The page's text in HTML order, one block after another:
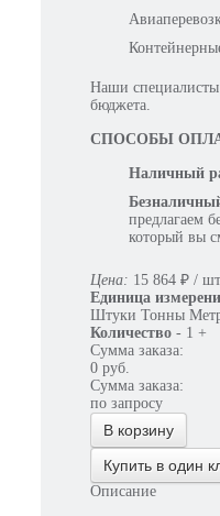
Наши специалисты
бюджета.
СПОСОБЫ
Наличный
предлагаем
который вы
Цена: 15 864 ₽ / шт
Единица
Штуки Тонны
Количество - 1 +
Сумма заказа:
0 руб.
Сумма заказа:
по запросу
В корзину
Купить в один
Описание